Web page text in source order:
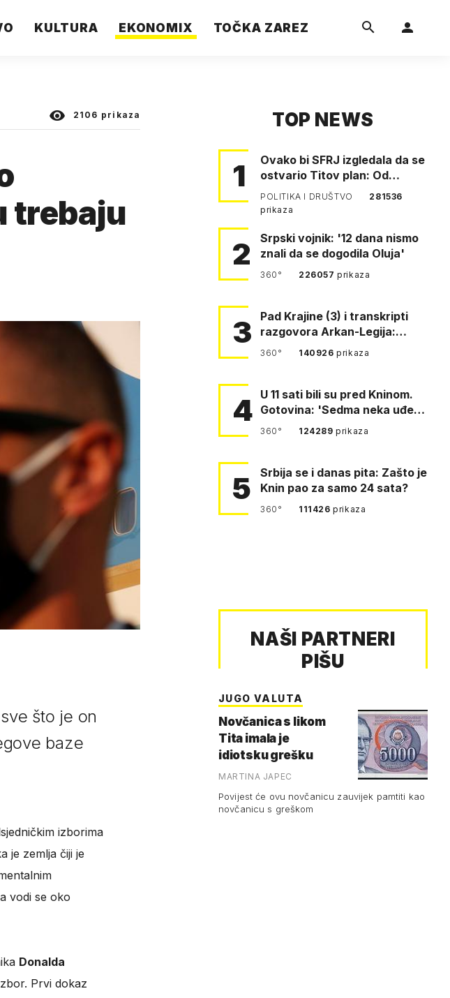
KULTURA EKONOMIX TOČKA ZAREZ
2106 prikaza
trebaju
što je on
baze
izborima
je zemlja čiji je
vodi se oko
Donalda
Prvi dokaz
TOP NEWS
1
Ovako bi SFRJ izgledala da se
ostvario Titov plan: Od
Klagenfurta do Istanbula!
POLITIKA I DRUŠTVO
281536
prikaza
2
Srpski vojnik: '12 dana nismo
znali da se dogodila Oluja'
360° 226057prikaza
3
Pad Krajine (3) i transkripti
razgovora Arkan-Legija:
'Čujem, prelazite ustašam…
360° 140926prikaza
4 U 11 sati bili su pred Kninom.
Gotovina: 'Sedma neka uđe,
4. gardijska neka g…
360° 124289prikaza
5
Srbija se i danas pita: Zašto je
Knin pao za samo 24 sata?
360° 111426prikaza
NAŠI PARTNERI
PIŠU
JUGO VALUTA
Novčanica s likom
Tita imala je
idiotsku grešku
MARTINA JAPEC
Povijest će ovu novčanicu zauvijek pamtiti kao
novčanicu s greškom